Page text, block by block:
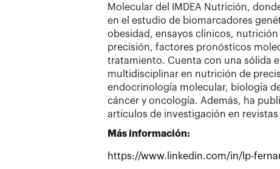
Molecular del IMDEA Nutrición,
en el estudio de biomarcadores
obesidad, ensayos clínicos,
precisión, factores pronósticos
tratamiento. Cuenta con una sólida
multidisciplinar en nutrición de
endocrinología molecular, biología
cáncer y oncología. Además, ha
artículos de investigación en
Más información:
https://www.linkedin.com/in/lp-